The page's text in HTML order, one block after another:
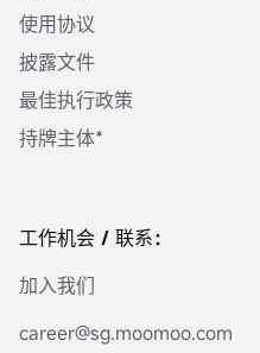
使用协议
披露文件
最佳执行政策
持牌主体*
工作机会 / 联系：
加入我们
career@sg.moomoo.com